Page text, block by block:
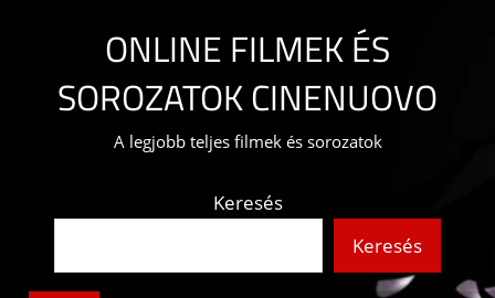
content
ONLINE FILMEK ÉS
SOROZATOK CINENUOVO
A legjobb teljes filmek és sorozatok
Keresés
Keresés